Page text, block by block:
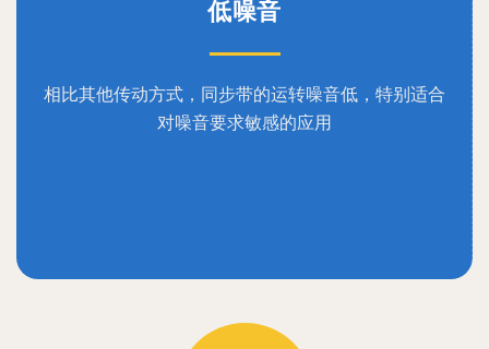
低噪音
相比其他传动方式，同步带的运转噪音低，特别适合
对噪音要求敏感的应用